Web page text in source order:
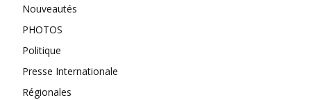
Nouveautés
PHOTOS
Politique
Presse Internationale
Régionales